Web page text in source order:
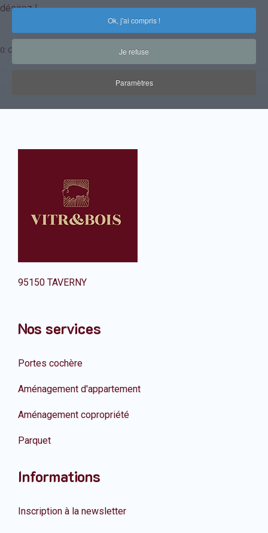
désirez !
0: Call to undefined method SppagebuilderModelPage::setDispatcher()
95150 TAVERNY
Nos services
Portes cochère
Aménagement d'appartement
Aménagement copropriété
Parquet
Informations
Inscription à la newsletter
Ok, j'ai compris !
Je refuse
Paramètres